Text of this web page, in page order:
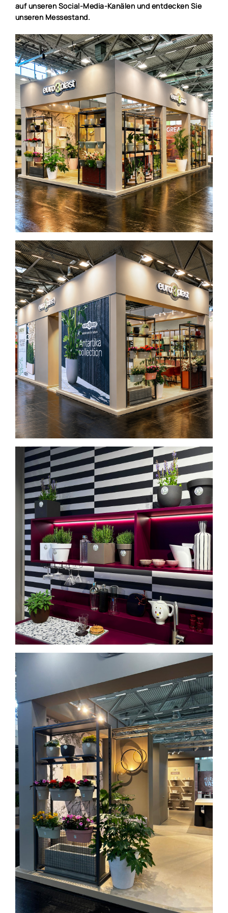
auf unseren Social-Media-Kanälen und entdecken Sie
unseren Messestand.